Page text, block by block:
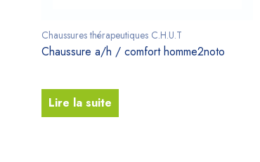
Chaussures thérapeutiques C.H.U.T
Chaussure a/h / comfort homme2noto
Lire la suite